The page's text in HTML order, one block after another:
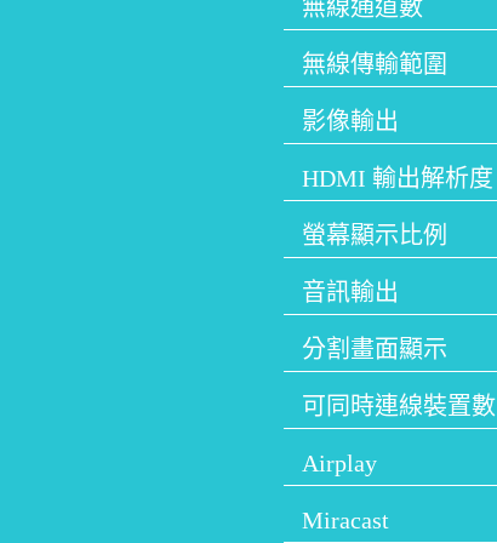
無線通道數
無線傳輸範圍
影像輸出
HDMI 輸出解析度
螢幕顯示比例
音訊輸出
分割畫面顯示
可同時連線裝置數
Airplay
Miracast